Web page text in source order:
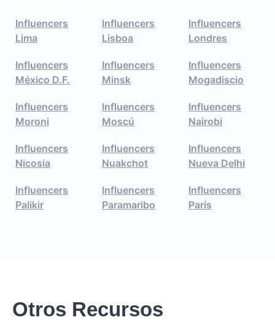
Influencers
Lima
Influencers
Lisboa
Influencers
Londres
Influencers
México D.F.
Influencers
Minsk
Influencers
Mogadiscio
Influencers
Moroni
Influencers
Moscú
Influencers
Nairobi
Influencers
Nicosia
Influencers
Nuakchot
Influencers
Nueva Delhi
Influencers
Palikir
Influencers
Paramaribo
Influencers
París
Otros Recursos